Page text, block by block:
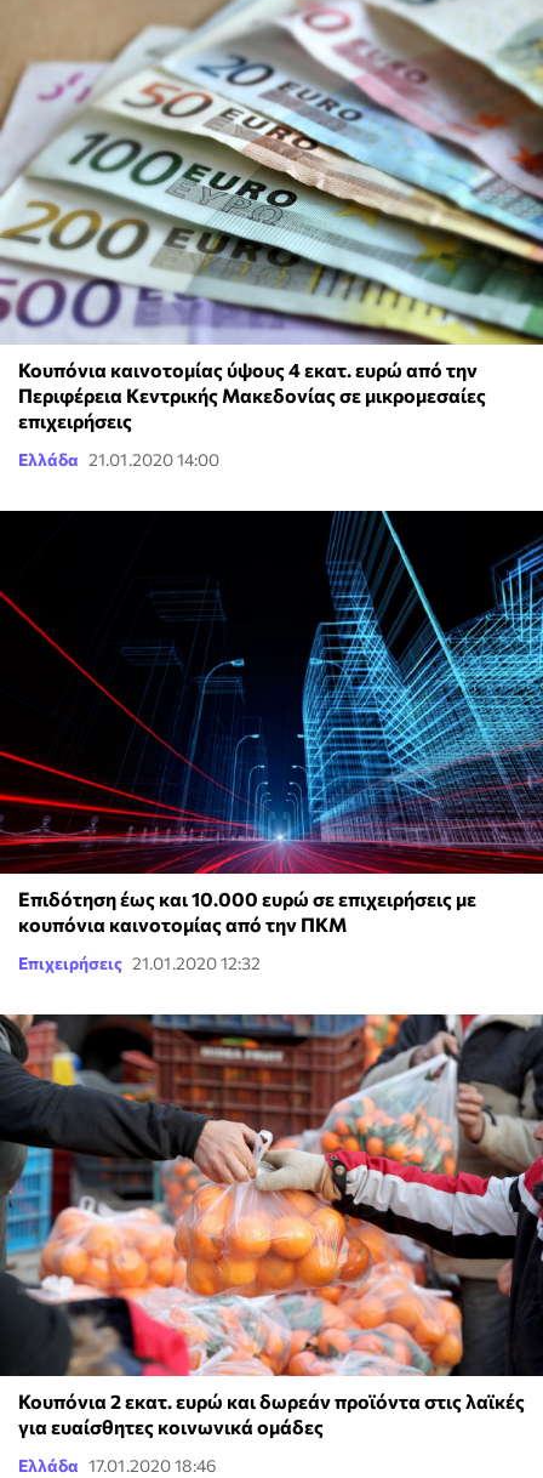
Κουπόνια καινοτομίας ύψους 4 εκατ. ευρώ από την
Περιφέρεια Κεντρικής Μακεδονίας σε μικρομεσαίες
επιχειρήσεις
Ελλάδα 21.01.2020 14:00
Επιδότηση έως και 10.000 ευρώ σε επιχειρήσεις με
κουπόνια καινοτομίας από την ΠΚΜ
Επιχειρήσεις 21.01.2020 12:32
Κουπόνια 2 εκατ. ευρώ και δωρεάν προϊόντα στις λαϊκές
για ευαίσθητες κοινωνικά ομάδες
Ελλάδα 17.01.2020 18:46